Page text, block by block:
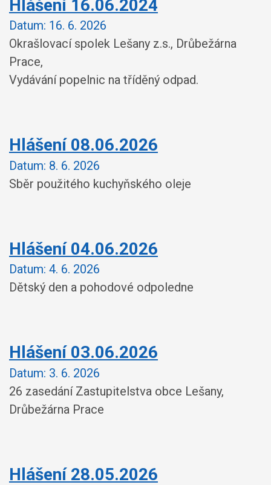
Hlášení 16.06.2024
Datum: 16. 6. 2026
Okrašlovací spolek Lešany z.s., Drůbežárna
Prace,
Vydávání popelnic na tříděný odpad.
Hlášení 08.06.2026
Datum: 8. 6. 2026
Sběr použitého kuchyňského oleje
Hlášení 04.06.2026
Datum: 4. 6. 2026
Dětský den a pohodové odpoledne
Hlášení 03.06.2026
Datum: 3. 6. 2026
26 zasedání Zastupitelstva obce Lešany,
Drůbežárna Prace
Hlášení 28.05.2026